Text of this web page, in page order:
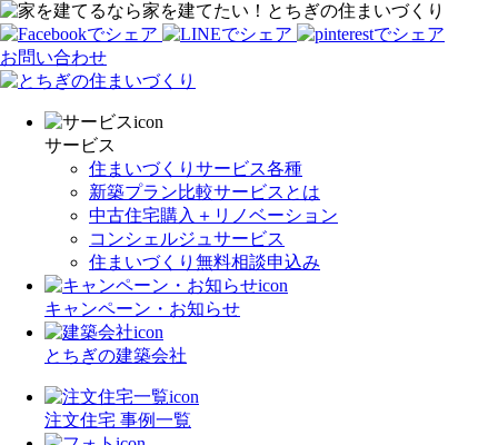
家を建てたい！とちぎの住まいづくり
お問い合わせ
サービス
住まいづくりサービス各種
新築プラン比較サービスとは
中古住宅購入＋リノベーション
コンシェルジュサービス
住まいづくり無料相談申込み
キャンペーン・お知らせ
とちぎの建築会社
注文住宅 事例一覧